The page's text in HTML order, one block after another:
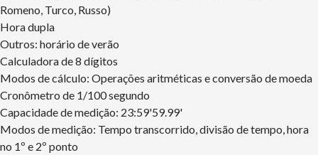
Romeno, Turco, Russo)
Hora dupla
Outros: horário de verão
Calculadora de 8 dígitos
Modos de cálculo: Operações aritméticas e conversão de moeda
Cronômetro de 1/100 segundo
Capacidade de medição: 23:59'59.99'
Modos de medição: Tempo transcorrido, divisão de tempo, hora
no 1º e 2º ponto